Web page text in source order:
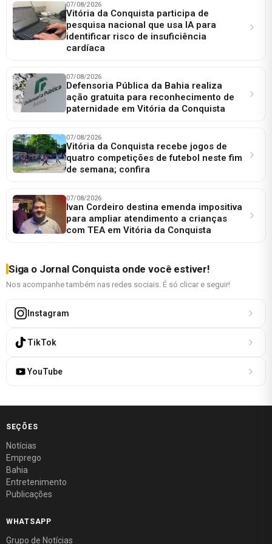
07/08/2026
Vitória da Conquista participa de
pesquisa nacional que usa IA para
identificar risco de insuficiência
cardíaca
07/08/2026
Defensoria Pública da Bahia realiza
ação gratuita para reconhecimento de
paternidade em Vitória da Conquista
07/08/2026
Vitória da Conquista recebe jogos de
quatro competições de futebol neste fim
de semana; confira
07/08/2026
Ivan Cordeiro destina emenda impositiva
para ampliar atendimento a crianças
com TEA em Vitória da Conquista
Siga o Jornal Conquista onde você estiver!
Nos acompanhe também nas redes sociais. É só clicar e seguir!
Instagram
TikTok
YouTube
SEÇÕES
Notícias
Emprego
Bahia
Entretenimento
Publicações
WHATSAPP
Grupo de Notícias